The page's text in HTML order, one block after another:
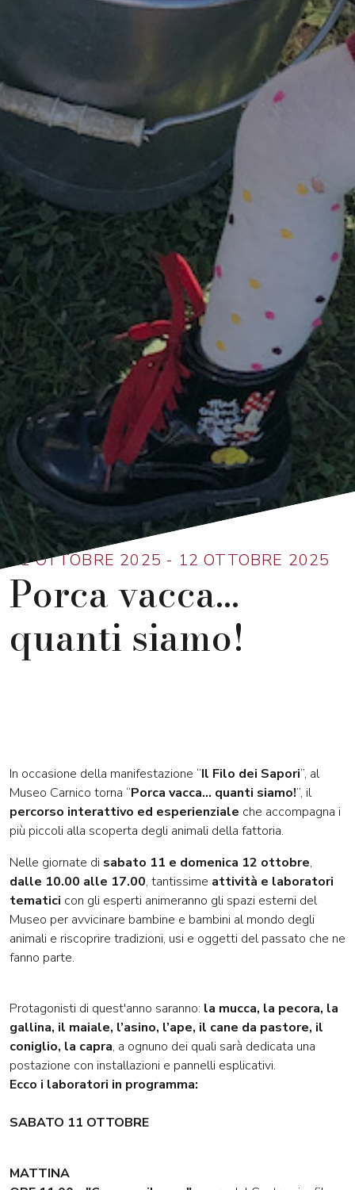
Ritorna alla lista
11 OTTOBRE 2025 - 12 OTTOBRE 2025
Porca vacca...
quanti siamo!
In occasione della manifestazione “Il Filo dei Sapori”, al
Museo Carnico torna “Porca vacca… quanti siamo!”, il
percorso interattivo ed esperienziale che accompagna i
più piccoli alla scoperta degli animali della fattoria.
Nelle giornate di sabato 11 e domenica 12 ottobre,
dalle 10.00 alle 17.00, tantissime attività e laboratori
tematici con gli esperti animeranno gli spazi esterni del
Museo per avvicinare bambine e bambini al mondo degli
animali e riscoprire tradizioni, usi e oggetti del passato che ne
fanno parte.
Protagonisti di quest'anno saranno: la mucca, la pecora, la
gallina, il maiale, l’asino, l’ape, il cane da pastore, il
coniglio, la capra, a ognuno dei quali sarà dedicata una
postazione con installazioni e pannelli esplicativi.
Ecco i laboratori in programma:
SABATO 11 OTTOBRE
MATTINA